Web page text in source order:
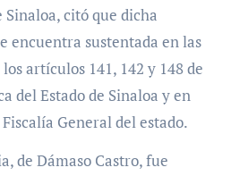
citó que dicha
encuentra sustentada en las
artículos 141, 142 y 148 de
del Estado de Sinaloa y en
General del estado.
de Dámaso Castro, fue